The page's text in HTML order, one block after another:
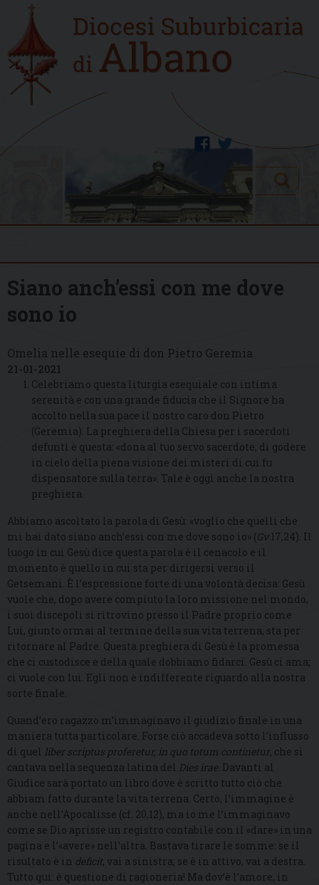
content
Home
new
twitter
facebook
Search
Siano anch’essi con me dove
sono io
Omelia nelle esequie di don Pietro Geremia
21-01-2021
Celebriamo questa liturgia esequiale con intima
serenità e con una grande fiducia che il Signore ha
accolto nella sua pace il nostro caro don Pietro
(Geremia). La preghiera della Chiesa per i sacerdoti
defunti è questa: «dona al tuo servo sacerdote, di godere
in cielo della piena visione dei misteri di cui fu
dispensatore sulla terra». Tale è oggi anche la nostra
preghiera.
Abbiamo ascoltato la parola di Gesù: «voglio che quelli che
mi hai dato siano anch’essi con me dove sono io» (Gv17,24). Il
luogo in cui Gesù dice questa parola è il cenacolo e il
momento è quello in cui sta per dirigersi verso il
Getsemani. È l’espressione forte di una volontà decisa: Gesù
vuole che, dopo avere compiuto la loro missione nel mondo,
i suoi discepoli si ritrovino presso il Padre proprio come
Lui, giunto ormai al termine della sua vita terrena, sta per
ritornare al Padre. Questa preghiera di Gesù è la promessa
che ci custodisce e della quale dobbiamo fidarci. Gesù ci ama;
ci vuole con lui. Egli non è indifferente riguardo alla nostra
sorte finale.
Quand’ero ragazzo m’immaginavo il giudizio finale in una
maniera tutta particolare. Forse ciò accadeva sotto l’influsso
di quel liber scriptus proferetur, in quo totum continetur, che si
cantava nella sequenza latina del Dies irae. Davanti al
Giudice sarà portato un libro dove è scritto tutto ciò che
abbiam fatto durante la vita terrena. Certo, l’immagine è
anche nell’Apocalisse (cf. 20,12), ma io me l’immaginavo
come se Dio aprisse un registro contabile con il «dare» in una
pagina e l’«avere» nell’altra. Bastava tirare le somme: se il
risultato è in deficit, vai a sinistra; se è in attivo, vai a destra.
Tutto qui: è questione di ragioneria! Ma dov’è l’amore, in